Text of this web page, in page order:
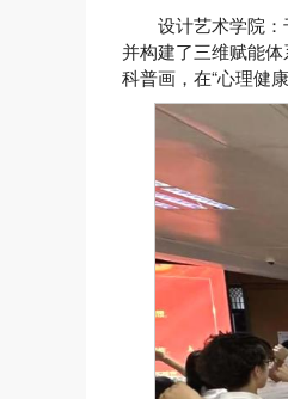
设计艺术学院：
并构建了三维赋能
科普画，在“心理健